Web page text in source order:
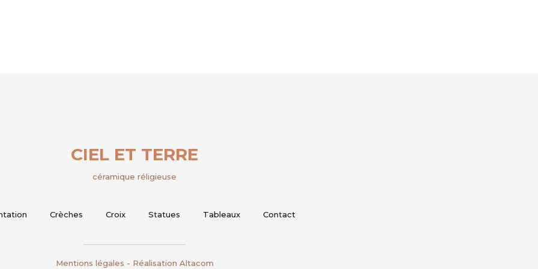
CIEL ET TERRE
céramique réligieuse
Crèches Croix Statues Tableaux Contact
Mentions légales - Réalisation Altacom